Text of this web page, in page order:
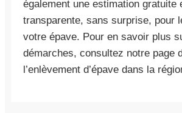
également une estimation gratuite
transparente, sans surprise, pour
votre épave. Pour en savoir plus
démarches, consultez notre page
l’enlèvement d’épave dans la